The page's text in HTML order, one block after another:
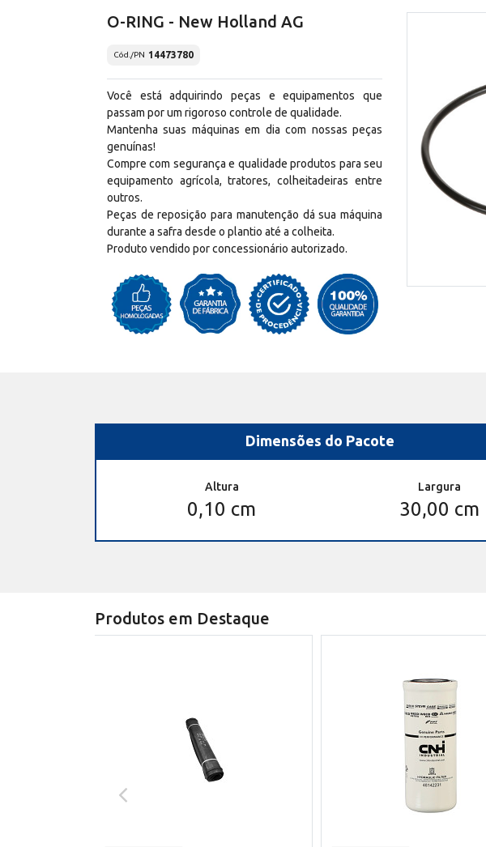
O-RING - New Holland AG
Cód./PN 14473780
Você está adquirindo peças e equipamentos que
passam por um rigoroso controle de qualidade.
Mantenha suas máquinas em dia com nossas peças
genuínas!
Compre com segurança e qualidade produtos para seu
equipamento agrícola, tratores, colheitadeiras entre
outros.
Peças de reposição para manutenção dá sua máquina
durante a safra desde o plantio até a colheita.
Produto vendido por concessionário autorizado.
Dimensões do Pacote
Altura
0,10 cm
Largura
30,00 cm
Produtos em Destaque